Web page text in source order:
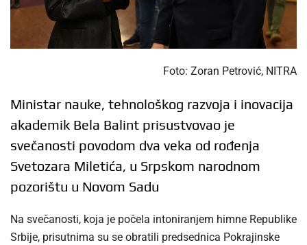
Foto: Zoran Petrović, NITRA
Ministar nauke, tehnološkog razvoja i inovacija
akademik Bela Balint prisustvovao je
svečanosti povodom dva veka od rođenja
Svetozara Miletića, u Srpskom narodnom
pozorištu u Novom Sadu
Na svečanosti, koja je počela intoniranjem himne Republike
Srbije, prisutnima su se obratili predsednica Pokrajinske